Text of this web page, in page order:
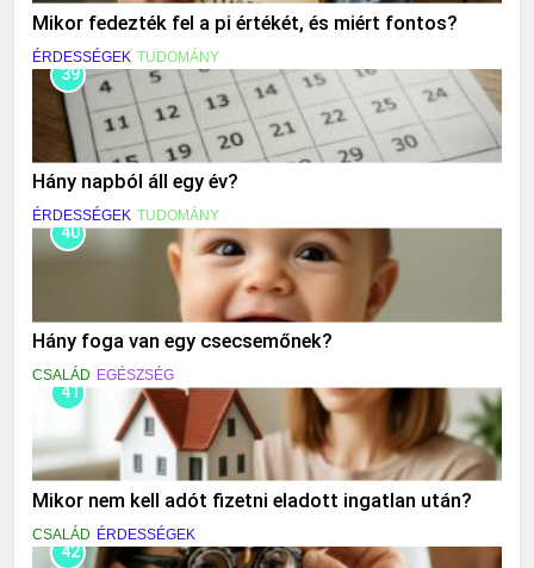
Mikor fedezték fel a pi értékét, és miért fontos?
ÉRDESSÉGEK TUDOMÁNY
39
Hány napból áll egy év?
ÉRDESSÉGEK TUDOMÁNY
40
Hány foga van egy csecsemőnek?
CSALÁD EGÉSZSÉG
41
Mikor nem kell adót fizetni eladott ingatlan után?
CSALÁD ÉRDESSÉGEK
42